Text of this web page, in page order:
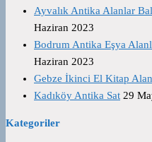
Ayvalık Antika Alanlar
Haziran 2023
Bodrum Antika Eşya
Haziran 2023
Gebze İkinci El Kitap
Kadıköy Antika Sat 29
Kategoriler